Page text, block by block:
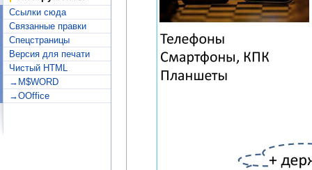
Ссылки сюда
Связанные правки
Спецстраницы
Версия для печати
Чистый HTML
→M$WORD
→OOffice